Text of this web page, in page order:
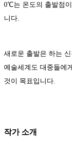
0℃는 온도의 출발점
니다.
새로운 출발은 하는
예술세계도 대중들에
것이 목표입니다.
작가 소개